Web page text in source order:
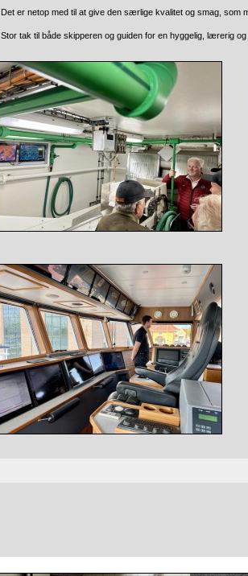
Det er netop med til at give den særlige kvalitet og smag, som
Stor tak til både skipperen og guiden for en hyggelig, lærerig